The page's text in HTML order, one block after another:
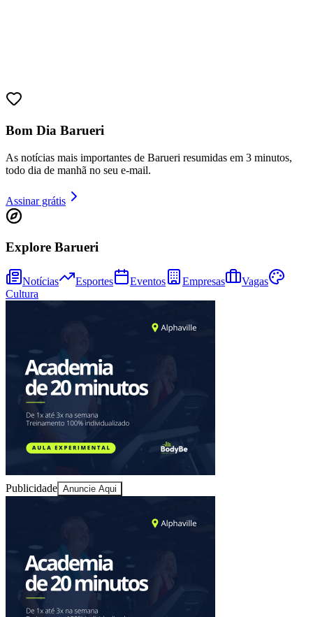
Fortaleza
Bom Dia Barueri
As notícias mais importantes de Barueri resumidas em 3 minutos,
todo dia de manhã no seu e-mail.
Assinar grátis
Explore Barueri
Notícias Esportes Eventos Empresas
Vagas
Cultura
Publicidade Anuncie Aqui